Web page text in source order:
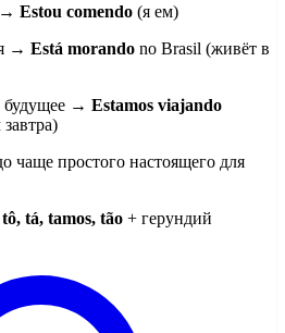
→ Estou comendo (я ем)
→ Está morando no Brasil (живёт в
→ Estamos viajando
чаще простого настоящего для
tô, tá, tamos, tão + герундий